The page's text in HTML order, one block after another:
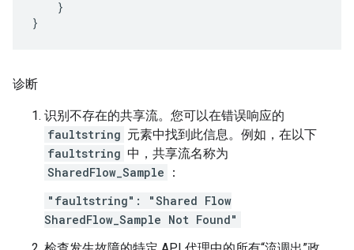
    }
诊断
识别不存在的共享流。您可以在错误响应的
faultstring 元素中找到此信息。例如，在以下
faultstring 中，共享流名称为
SharedFlow_Sample
：
"faultstring": "Shared Flow
SharedFlow_Sample Not Found"